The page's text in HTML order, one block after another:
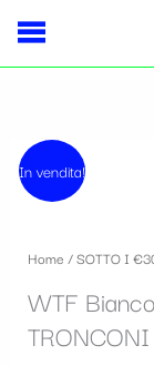
contenuto
In vendita!
Home /SOTTO I
WTF
TRONCONI
WTF
Bianco
BIB
PALAZZO
quantità
S
z
i
n
a
u